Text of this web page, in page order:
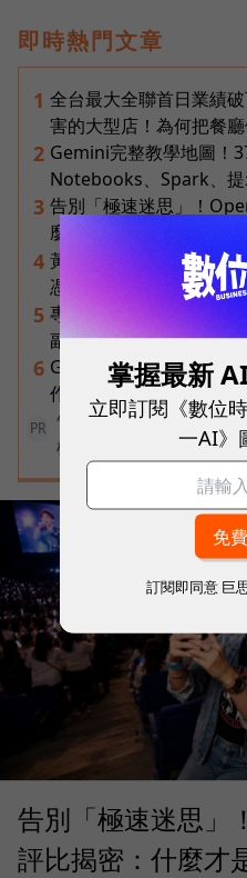
即時熱門文章
1 全台最大全聯首日業績
害的大型店！為何把餐
2 Gemini完整教學地圖！
Notebooks、Spark、
3 告別「極速迷思」！
麼才是 5G 時代的好網路？
4 黃仁勳兆元宴永遠站最
憑什麼讓台達電被市場
5 專訪｜進貨沒變快，
副總揭比拚速度更棘手
6 Gemini Spark完整教學
作流程，3個超實用情境
PR
告別極速迷思！台灣大
標準
告別「極速迷思」
評比揭密：什麼才
掌握最新
立即訂閱《數位
一AI》
訂閱即同意 巨